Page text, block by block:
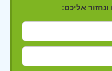
אליכם: